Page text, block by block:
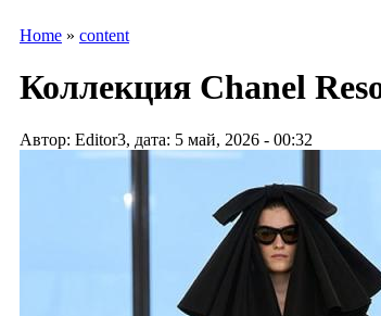
Home » content
Коллекция Chanel
Автор: Editor3, дата: 5 май, 2026 - 00:32